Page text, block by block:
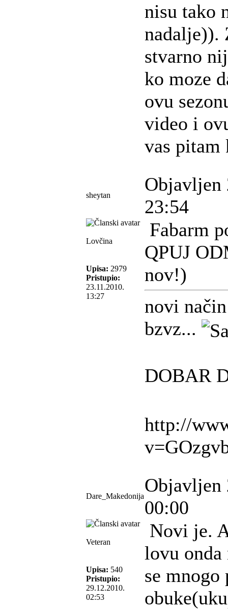
nisu tako
nadalje)).
stvarno
ko moze
ovu
video i
vas pitam
sheytan
Objavljen
23:54
Lovčina
Upisa: 2979
Pristupio:
23.11.2010.
13:27
Fabarm
QPUJ
nov!)
novi
bzvz...
DOBAR
http://
Dare_Makedonija
Objavljen
00:00
Veteran
Upisa: 540
Pristupio:
29.12.2010.
02:53
Novi je.
lovu
se mnogo